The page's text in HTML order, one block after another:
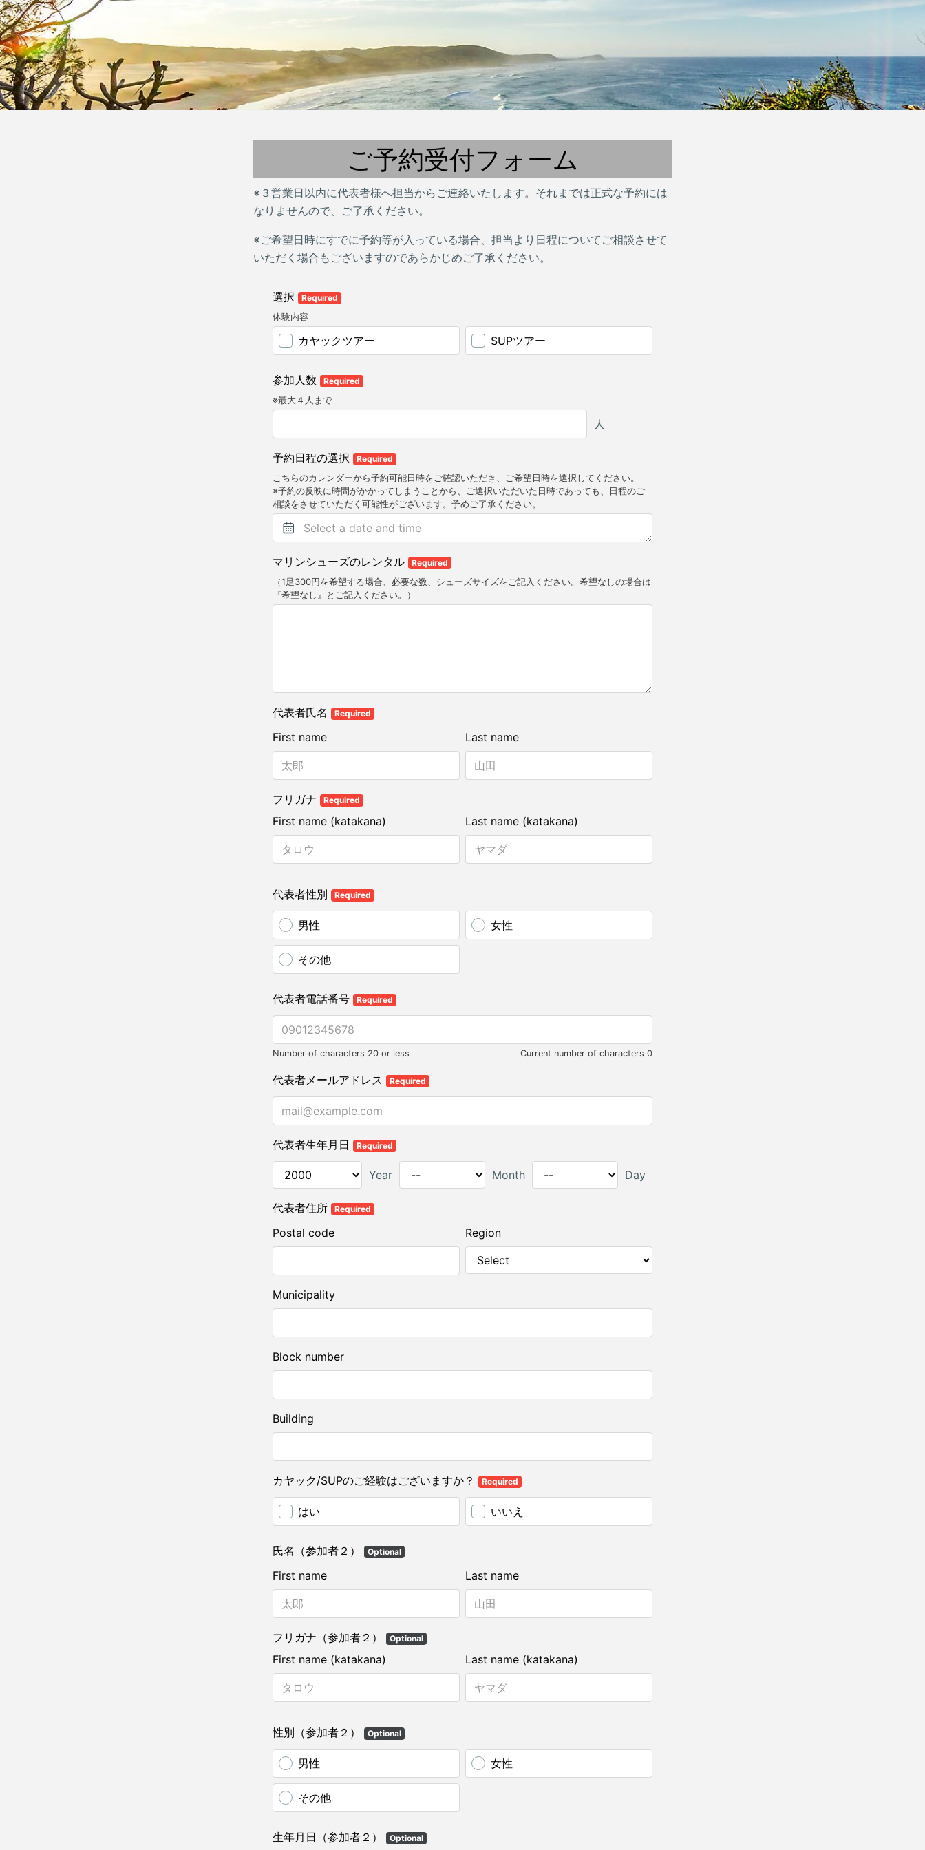
ご予約受付フォーム
※３営業日以内に代表者様へ担当からご連絡いたします。それまでは正式な予約には
なりませんので、ご了承ください。
※ご希望日時にすでに予約等が入っている場合、担当より日程についてご相談させて
いただく場合もございますのであらかじめご了承ください。
選択 Required
体験内容
カヤックツアー SUPツアー
参加人数 Required
※最大４人まで
人
予約日程の選択 Required
こちらのカレンダーから予約可能日時をご確認いただき、ご希望日時を選択してください。
※予約の反映に時間がかかってしまうことから、ご選択いただいた日時であっても、日程のご
相談をさせていただく可能性がございます。予めご了承ください。
マリンシューズのレンタル Required
（1足300円を希望する場合、必要な数、シューズサイズをご記入ください。希望なしの場合は
『希望なし』とご記入ください。）
代表者氏名 Required
Last name
First name
フリガナ Required
Last name (katakana)
First name (katakana)
代表者性別 Required
男性 女性
その他
代表者電話番号 Required
Number of characters 20 or less Current number of characters 0
代表者メールアドレス Required
代表者生年月日 Required
Year Month Day
代表者住所 Required
Postal code Region
Municipality
Block number
Building
カヤック/SUPのご経験はございますか？ Required
はい いいえ
氏名（参加者２） Optional
Last name
First name
フリガナ（参加者２） Optional
Last name (katakana)
First name (katakana)
性別（参加者２） Optional
男性 女性
その他
生年月日（参加者２） Optional